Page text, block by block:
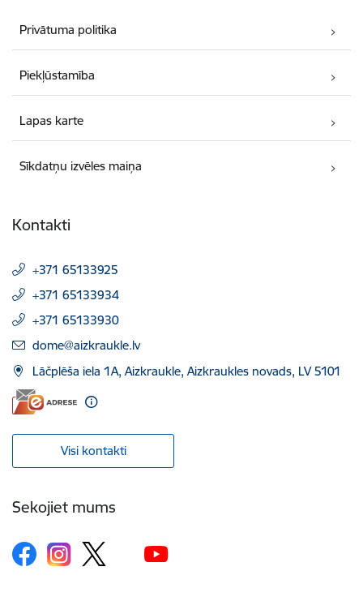
Privātuma politika
Piekļūstamība
Lapas karte
Sīkdatņu izvēles maiņa
Kontakti
+371 65133925
+371 65133934
+371 65133930
E-pasts:
dome@aizkraukle.lv
Lāčplēša iela 1A, Aizkraukle, Aizkraukles novads, LV 5101
Visi kontakti
Sekojiet mums